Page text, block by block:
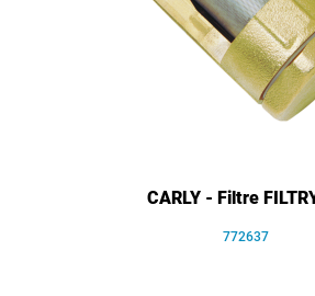
CARLY - Filtre
772637